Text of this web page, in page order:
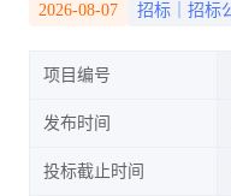
2026-08-07 招标｜招标
项目编号
发布时间
投标截止时间